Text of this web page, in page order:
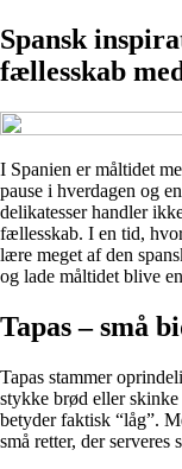
Spansk
fællesskab
I Spanien er måltidet
pause i hverdagen og
delikatesser handler
fællesskab. I en tid,
lære meget af den
og lade måltidet blive
Tapas – små
Tapas stammer
stykke brød eller
betyder faktisk “låg”.
små retter, der